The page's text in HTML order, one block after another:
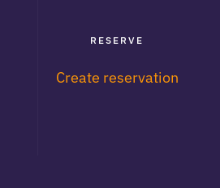
RESERVE
Create reservation